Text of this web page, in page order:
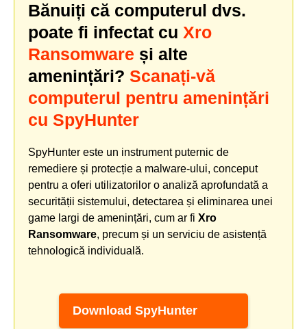
Bănuiți că computerul dvs.
poate fi infectat cu Xro
Ransomware și alte
amenințări? Scanați-vă
computerul pentru amenințări
cu SpyHunter
SpyHunter este un instrument puternic de
remediere și protecție a malware-ului, conceput
pentru a oferi utilizatorilor o analiză aprofundată a
securității sistemului, detectarea și eliminarea unei
game largi de amenințări, cum ar fi Xro
Ransomware, precum și un serviciu de asistență
tehnologică individuală.
Download SpyHunter